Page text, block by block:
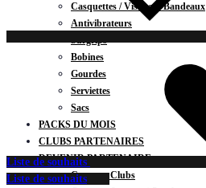
Casquettes / Visières / Bandeaux
Antivibrateurs
Surgrips
Bobines
Gourdes
Serviettes
Sacs
PACKS DU MOIS
CLUBS PARTENAIRES
DEVENIR PARTENAIRE
Contrats Clubs
Liste de souhaits
Liste de souhaits